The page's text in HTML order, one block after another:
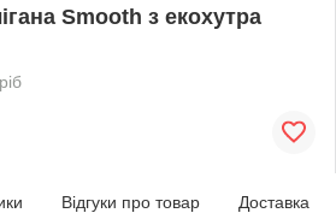
Smooth з екохутра
Відгуки про товар Доставка